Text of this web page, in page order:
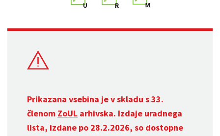
Prikazana vsebina je v skladu s 33.
členom ZoUL arhivska. Izdaje uradnega
lista, izdane po 28.2.2026, so dostopne